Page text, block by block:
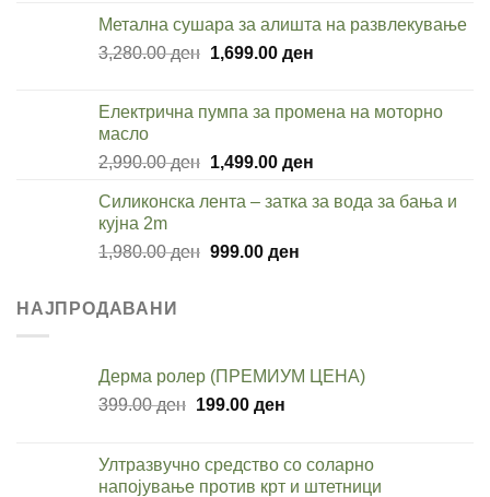
was:
990.00 ден.
is:
499.00 ден.
Метална сушара за алишта на развлекување
3,280.00ден Original
3,280.00 ден.
1,699.00 денCurrent
1,699.00 ден.
Електрична пумпа за промена на моторно
масло
2,990.00ден Original
was:
1,499.00 денCurrent
is:
Силиконска лента – затка за вода за бања и
кујна 2m
1,980.00ден Original
999.00 денCurrent
НАЈПРОДАВАНИ
Дерма ролер (ПРЕМИУМ ЦЕНА)
399.00ден Original
399.00 ден.
199.00 денCurrent
199.00 ден.
Ултразвучно средство со соларно
напојување против крт и штетници